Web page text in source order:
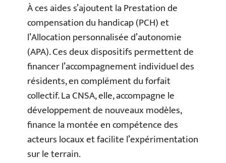
À ces aides s’ajoutent la Prestation de
compensation du handicap (PCH) et
l’Allocation personnalisée d’autonomie
(APA). Ces deux dispositifs permettent de
financer l’accompagnement individuel des
résidents, en complément du forfait
collectif. La CNSA, elle, accompagne le
développement de nouveaux modèles,
finance la montée en compétence des
acteurs locaux et facilite l’expérimentation
sur le terrain.